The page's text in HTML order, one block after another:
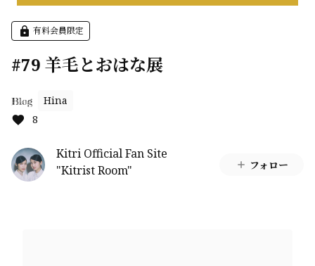
有料会員限定
#79 羊毛とおはな展
Blog
Hina
8
Kitri Official Fan Site
"Kitrist Room"
フォロー